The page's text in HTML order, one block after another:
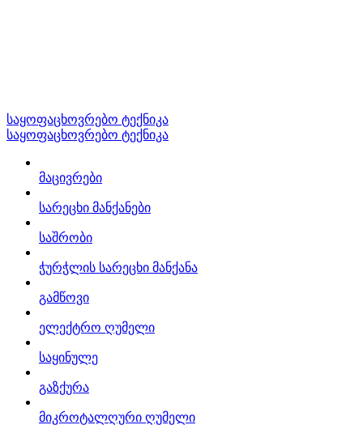
საყოფაცხოვრებო ტექნიკა
საყოფაცხოვრებო ტექნიკა
მაცივრები
სარეცხი მანქანები
საშრობი
ჭურჭლის სარეცხი მანქანა
გამწოვი
ელექტრო ღუმელი
საყინულე
გაზქურა
მიკროტალღური ღუმელი